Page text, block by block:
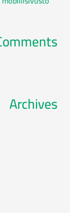
Archives